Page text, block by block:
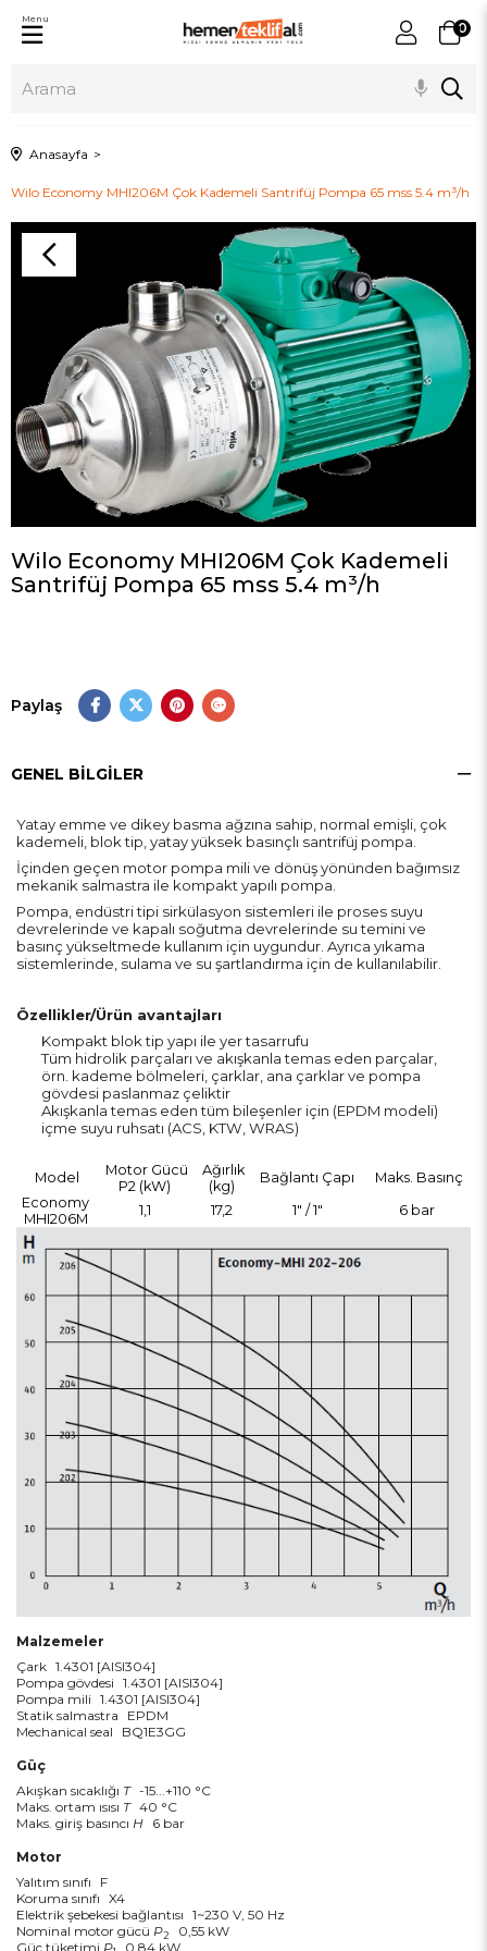
0
Menu
Anasayfa
Wilo Economy MHI206M Çok Kademeli Santrifüj Pompa 65 mss 5.4 m³/h
Wilo Economy MHI206M Çok Kademeli
Santrifüj Pompa 65 mss 5.4 m³/h
Paylaş
GENEL BILGILER
Yatay emme ve dikey basma ağzına sahip, normal emişli, çok
kademeli, blok tip, yatay yüksek basınçlı santrifüj pompa.
İçinden geçen motor pompa mili ve dönüş yönünden bağımsız
mekanik salmastra ile kompakt yapılı pompa.
Pompa, endüstri tipi sirkülasyon sistemleri ile proses suyu
devrelerinde ve kapalı soğutma devrelerinde su temini ve
basınç yükseltmede kullanım için uygundur. Ayrıca yıkama
sistemlerinde, sulama ve su şartlandırma için de kullanılabilir.
Özellikler/Ürün avantajları
Kompakt blok tip yapı ile yer tasarrufu
Tüm hidrolik parçaları ve akışkanla temas eden parçalar,
örn. kademe bölmeleri, çarklar, ana çarklar ve pompa
gövdesi paslanmaz çeliktir
Akışkanla temas eden tüm bileşenler için (EPDM modeli)
içme suyu ruhsatı (ACS, KTW, WRAS)
Model
Motor Gücü
P2 (kW)
Ağırlık
(kg)
Bağlantı Çapı
Maks. Basınç
Economy
MHI206M
1,1 17,2 1" / 1" 6 bar
Malzemeler
Çark 1.4301 [AISI304]
Pompa gövdesi 1.4301 [AISI304]
Pompa mili 1.4301 [AISI304]
Statik salmastra
EPDM
Mechanical seal
BQ1E3GG
Güç
Akışkan sıcaklığı T -15...+110 °C
Maks. ortam ısısı T 40 °C
Maks. giriş basıncı H 6 bar
Motor
Yalıtım sınıfı
F
Koruma sınıfı X4
Elektrik şebekesi bağlantısı 1~230 V, 50 Hz
Nominal motor gücü P2
0,55 kW
Güç tüketimi P 0,84 kW